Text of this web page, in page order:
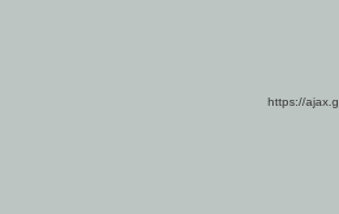
https://